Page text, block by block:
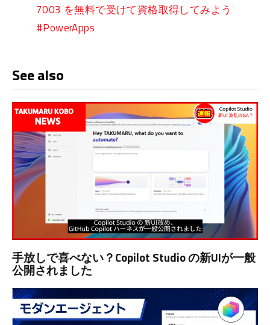
7003 を無料で受けて資格取得してみよう
#PowerApps
See also
手放しで喜べない？Copilot Studio の新UIが一般
公開されました